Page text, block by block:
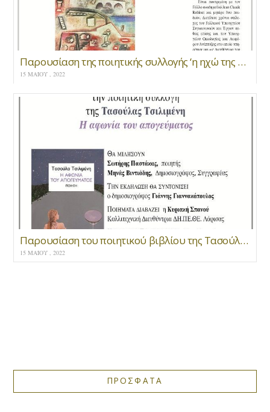
Παρουσίαση της ποιητικής συλλογής ‘η ηχώ της μνήμης’
15 ΜΑΪ́ΟΥ , 2022
Παρουσίαση του ποιητικού βιβλίου της Τασούλας Τσιλιμένη “Η αφωνία του απογεύματος “
15 ΜΑΪ́ΟΥ , 2022
ΠΡΟΣΦΑΤΑ